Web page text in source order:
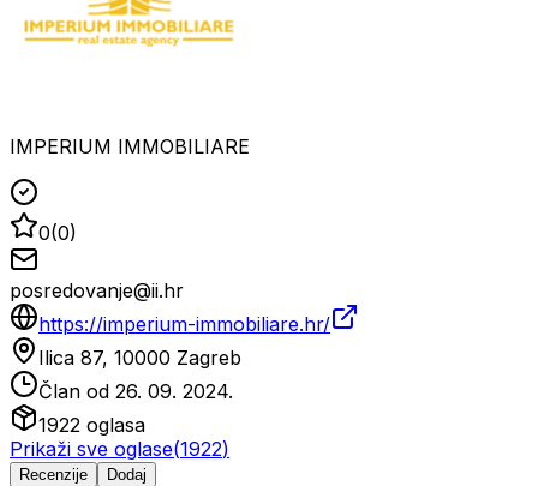
IMPERIUM IMMOBILIARE
0(0)
posredovanje@ii.hr
https://imperium-immobiliare.hr/
Ilica 87, 10000 Zagreb
Član od 26. 09. 2024.
1922 oglasa
Prikaži sve oglase(1922)
Recenzije Dodaj